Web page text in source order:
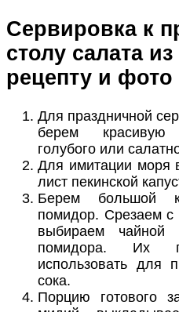
Сервировка к
столу салата
рецепту и фото
Для праздничной
берем красивую
голубого или
Для имитации моря
лист пекинской
Берем большой
помидор. Срезаем с
выбираем чайной
помидора. Их
использовать для
сока.
Порцию готового